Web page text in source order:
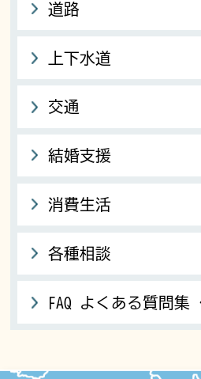
道路
上下水道
交通
結婚支援
消費生活
各種相談
FAQ よくある質問集